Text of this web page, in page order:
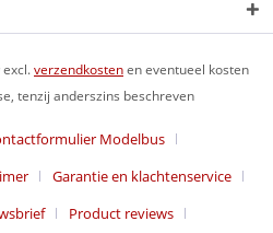
verzendkostenen eventueel kosten
tenzij anderszins beschreven
Modelbus
Garantie en klachtenservice
Product reviews